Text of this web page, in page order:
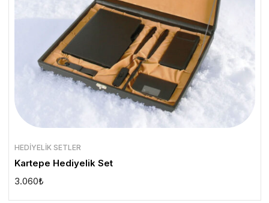
HEDIYELIK SETLER
Kartepe Hediyelik Set
3.060₺